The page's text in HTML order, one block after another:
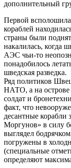
дополнительный
Первой
кораблей
страны были
накалилась, когда
АЭС чьи-то
понадобилось
шведская разведка.
Ряд политиков
НАТО, а на острове
солдат и
факт, что
десантные корабли
Моргунов» в силу
выглядел
погружены в
(специальные
определяют